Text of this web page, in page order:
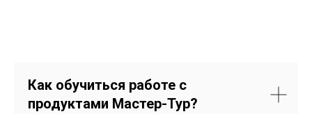
Как обучиться работе с
продуктами Мастер-Тур?